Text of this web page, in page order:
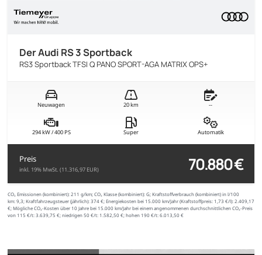
Der Audi RS 3 Sportback
RS3 Sportback TFSI Q PANO SPORT-AGA MATRIX OPS+
Neuwagen 20 km --
294 kW / 400 PS Super Automatik
Preis
inkl. 19% MwSt. (11.316,97 EUR) 70.880 €
CO₂ Emissionen (kombiniert): 211 g/km; CO₂ Klasse (kombiniert): G; Kraftstoffverbrauch (kombiniert) in l/100
km: 9,3; Kraftfahrzeugsteuer (jährlich): 374 €; Energiekosten bei 15.000 km/Jahr (Kraftstoffpreis: 1,73 €/l): 2.409,17
€; Mögliche CO₂-Kosten über 10 Jahre bei 15.000 km/Jahr bei einem angenommenen durchschnittlichen CO₂-Preis
von 115 €/t: 3.639,75 €; niedrigen 50 €/t: 1.582,50 €; hohen 190 €/t: 6.013,50 €